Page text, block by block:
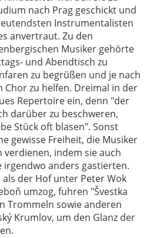
nach Prag geschickt und
Instrumentalisten
anvertraut. Zu den
Musiker gehörte
und Abendtisch zu
zu begrüßen und je nach
Chor zu helfen. Dreimal in der
Repertoire ein, denn "der
darüber zu beschweren,
Stück oft blasen". Sonst
gewisse Freiheit, die Musiker
indem sie auch
anders gastierten.
der Hof unter Peter Wok
umzog, fuhren "Švestka
Trommeln sowie anderen
Krumlov, um den Glanz der